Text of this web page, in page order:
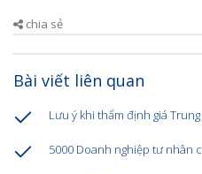
chia sẻ
Bài viết liên quan
Lưu ý khi thẩm định giá
5000 Doanh nghiệp tư nhân